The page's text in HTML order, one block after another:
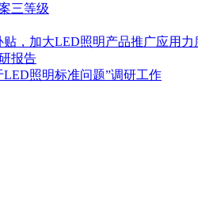
三等级
，加大LED照明产品推广应用力
报告
照明标准问题”调研工作